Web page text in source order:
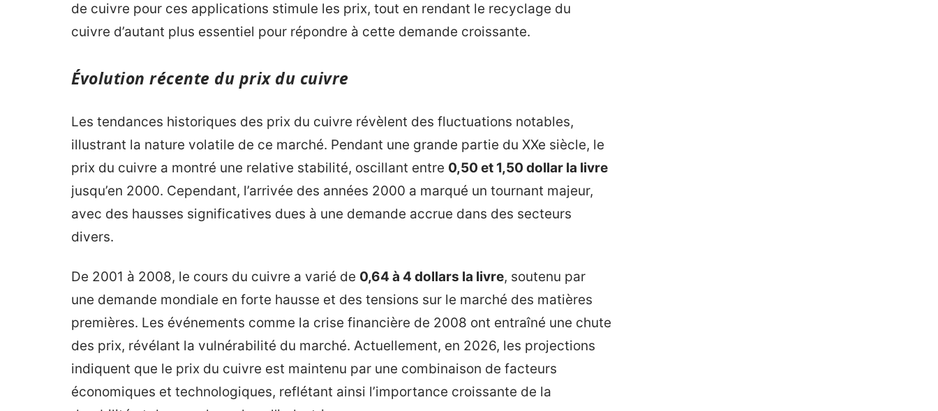
de cuivre pour ces applications stimule les prix, tout en rendant le recyclage du
cuivre d’autant plus essentiel pour répondre à cette demande croissante.
Évolution récente du prix du cuivre
Les tendances historiques des prix du cuivre révèlent des fluctuations notables,
illustrant la nature volatile de ce marché. Pendant une grande partie du XXe siècle, le
prix du cuivre a montré une relative stabilité, oscillant entre 0,50 et 1,50 dollar la livre
jusqu’en 2000. Cependant, l’arrivée des années 2000 a marqué un tournant majeur,
avec des hausses significatives dues à une demande accrue dans des secteurs
divers.
De 2001 à 2008, le cours du cuivre a varié de 0,64 à 4 dollars la livre, soutenu par
une demande mondiale en forte hausse et des tensions sur le marché des matières
premières. Les événements comme la crise financière de 2008 ont entraîné une chute
des prix, révélant la vulnérabilité du marché. Actuellement, en 2026, les projections
indiquent que le prix du cuivre est maintenu par une combinaison de facteurs
économiques et technologiques, reflétant ainsi l’importance croissante de la